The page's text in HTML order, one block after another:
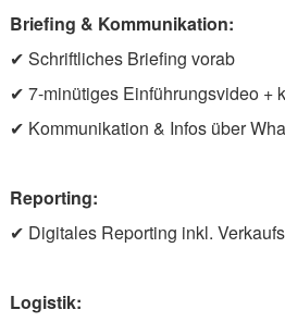
Briefing & Kommunikation:
✔ Schriftliches Briefing vorab
✔ 7-minütiges Einführungsvideo +
✔ Kommunikation & Infos über
Reporting:
✔ Digitales Reporting inkl.
Logistik: